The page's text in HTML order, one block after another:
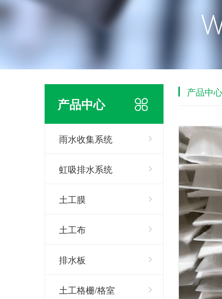
产品中心
雨水收集系统
虹吸排水系统
土工膜
土工布
排水板
土工格栅/格室
产品中心